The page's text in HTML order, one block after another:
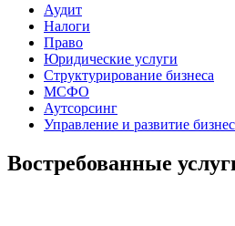
Аудит
Налоги
Право
Юридические услуги
Структурирование бизнеса
МСФО
Аутсорсинг
Управление и развитие
Востребованные